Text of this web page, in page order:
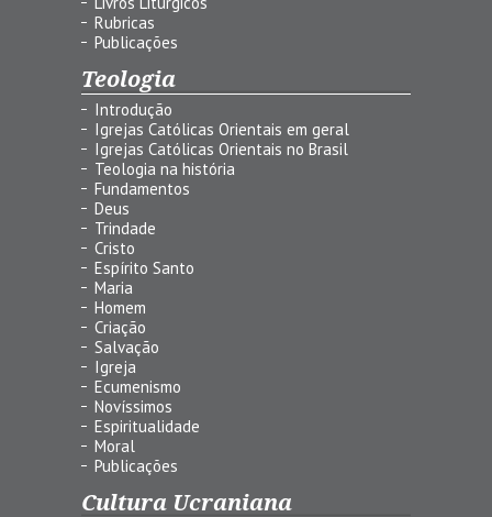
Rubricas
Publicações
Teologia
Introdução
Igrejas Católicas Orientais em geral
Igrejas Católicas Orientais no Brasil
Teologia na história
Fundamentos
Deus
Trindade
Cristo
Espírito Santo
Maria
Homem
Criação
Salvação
Igreja
Ecumenismo
Novíssimos
Espiritualidade
Moral
Publicações
Cultura Ucraniana